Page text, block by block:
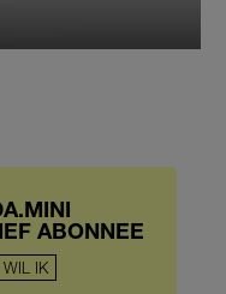
ABONNEE
WIL IK